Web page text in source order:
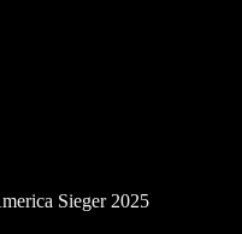
Sieger 2025